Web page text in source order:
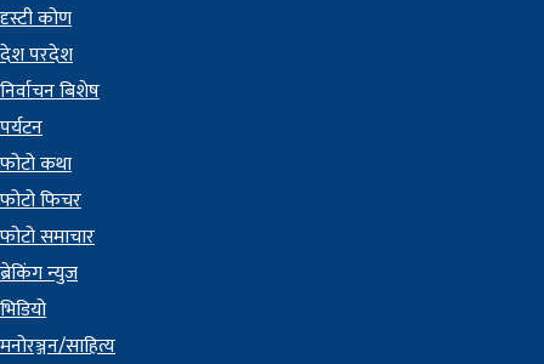
दृस्टी कोण
देश परदेश
निर्वाचन बिशेष
पर्यटन
फोटो कथा
फोटो फिचर
फोटो समाचार
ब्रेकिंग न्युज
भिडियो
मनोरञ्जन/साहित्य